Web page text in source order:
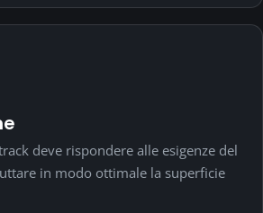
deve rispondere alle esigenze del
in modo ottimale la superficie